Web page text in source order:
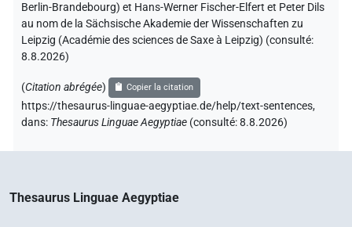
Berlin-Brandebourg) et Hans-Werner Fischer-Elfert et Peter Dils
au nom de la Sächsische Akademie der Wissenschaften zu
Leipzig (Académie des sciences de Saxe à Leipzig) (consulté:
8.8.2026)
(Citation abrégée) Copier la citation
https://thesaurus-linguae-aegyptiae.de/help/text-sentences,
dans: Thesaurus Linguae Aegyptiae (consulté:8.8.2026)
Thesaurus Linguae Aegyptiae